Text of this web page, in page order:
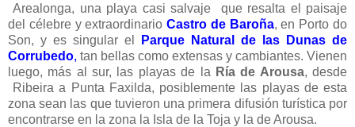
Arealonga, una playa casi salvaje que resalta el paisaje
del célebre y extraordinarioCastro de Baroña, en Porto do
Son, y es singular el
Parque Natural de las Dunas de
Corrubedo, tan bellas como extensas y cambiantes. Vienen
luego, más al sur, las playas de la Ría de Arousa, desde
Ribeira a Punta Faxilda, posiblemente las playas de esta
zona sean las que tuvieron una primera difusión turística por
encontrarse en la zona la Isla de la Toja y la de Arousa.